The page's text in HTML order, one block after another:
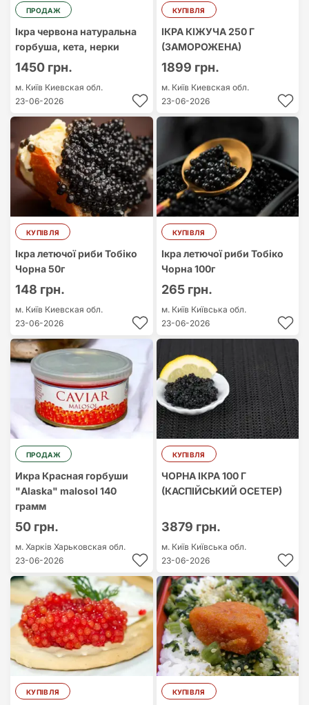
ПРОДАЖ
Ікра червона натуральна
горбуша, кета, нерки
1450 грн.
м. Київ Киевская обл.
23-06-2026
КУПІВЛЯ
ІКРА КІЖУЧА 250 Г
(ЗАМОРОЖЕНА)
1899 грн.
м. Київ Киевская обл.
23-06-2026
КУПІВЛЯ
Ікра летючої риби Тобіко
Чорна 50г
148 грн.
м. Київ Киевская обл.
23-06-2026
КУПІВЛЯ
Ікра летючої риби Тобіко
Чорна 100г
265 грн.
м. Київ Київська обл.
23-06-2026
ПРОДАЖ
Икра Красная горбуши
"Alaska" malosol 140
грамм
50 грн.
м. Харків Харьковская обл.
23-06-2026
КУПІВЛЯ
ЧОРНА ІКРА 100 Г
(КАСПІЙСЬКИЙ ОСЕТЕР)
3879 грн.
м. Київ Київська обл.
23-06-2026
КУПІВЛЯ КУПІВЛЯ